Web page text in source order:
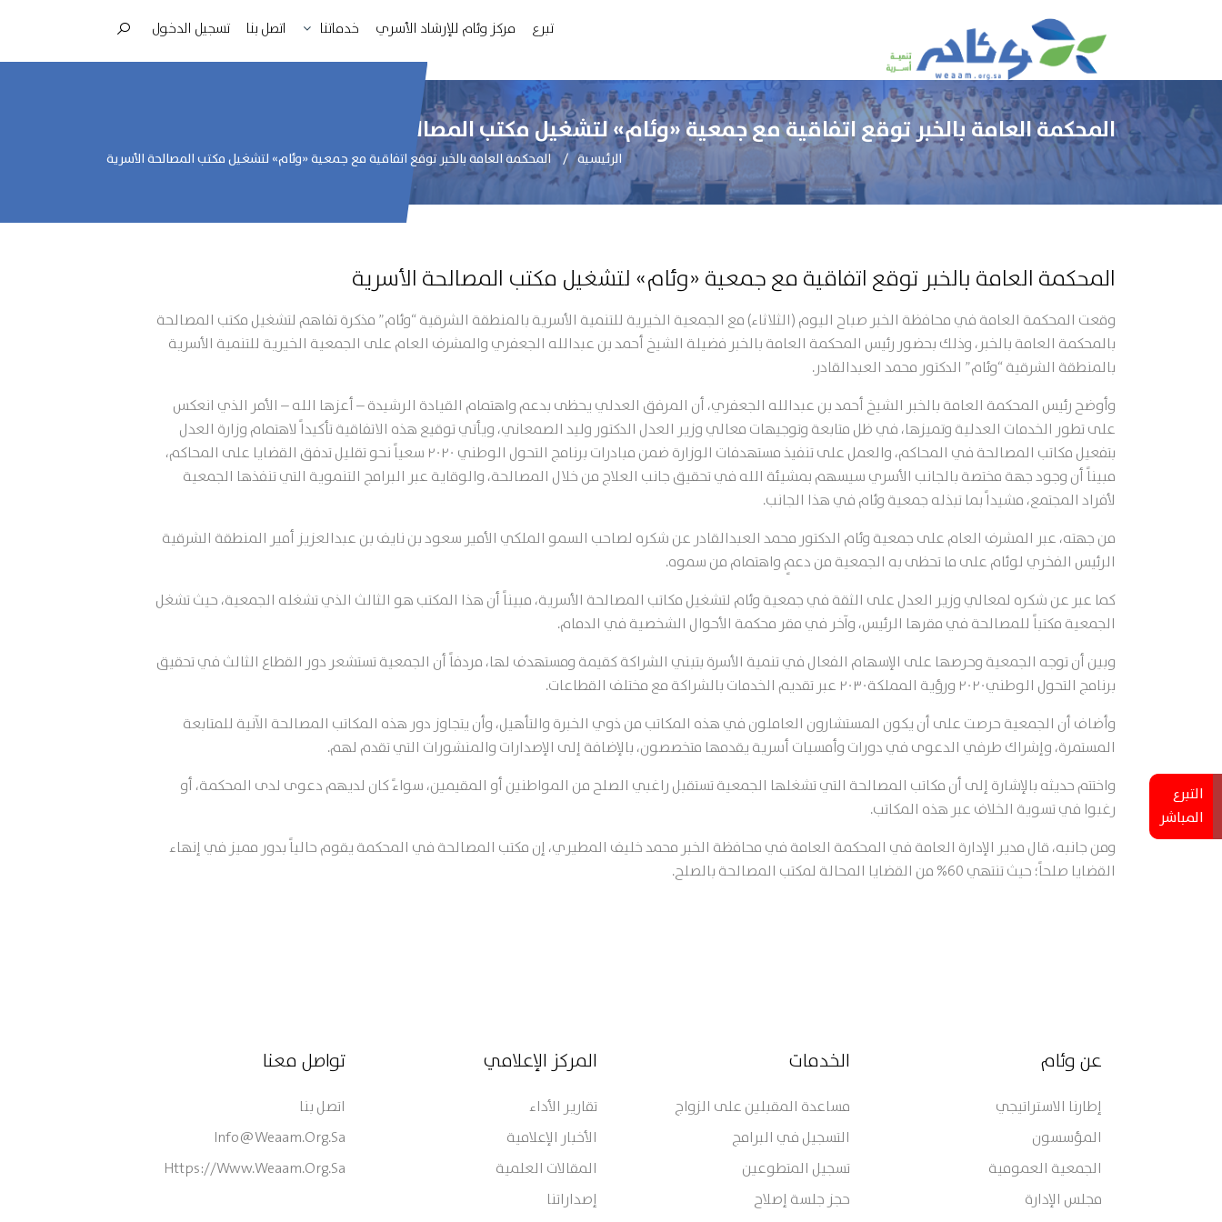
تبرع مركز وئام للإرشاد الأسري خدماتنا اتصل بنا تسجيل الدخول
المحكمة العامة بالخبر توقع اتفاقية مع جمعية «وئام» لتشغيل مكتب المصالحة الأسرية
الرئيسية المحكمة العامة بالخبر توقع اتفاقية مع جمعية «وئام» لتشغيل مكتب المصالحة الأسرية
المحكمة العامة بالخبر توقع اتفاقية مع جمعية «وئام» لتشغيل مكتب المصالحة الأسرية
وقعت المحكمة العامة في محافظة الخبر صباح اليوم (الثلاثاء) مع الجمعية الخيرية للتنمية الأسرية بالمنطقة الشرقية “وئام” مذكرة تفاهم لتشغيل مكتب المصالحة
بالمحكمة العامة بالخبر، وذلك بحضور رئيس المحكمة العامة بالخبر فضيلة الشيخ أحمد بن عبدالله الجعفري والمشرف العام على الجمعية الخيرية للتنمية الأسرية
بالمنطقة الشرقية “وئام” الدكتور محمد العبدالقادر.
وأوضح رئيس المحكمة العامة بالخبر الشيخ أحمد بن عبدالله الجعفري، أن المرفق العدلي يحظى بدعم واهتمام القيادة الرشيدة – أعزها الله – الأمر الذي انعكس
على تطور الخدمات العدلية وتميزها، في ظل متابعة وتوجيهات معالي وزير العدل الدكتور وليد الصمعاني، ويأتي توقيع هذه الاتفاقية تأكيداً لاهتمام وزارة العدل
بتفعيل مكاتب المصالحة في المحاكم، والعمل على تنفيذ مستهدفات الوزارة ضمن مبادرات برنامج التحول الوطني ٢٠٢٠ سعياً نحو تقليل تدفق القضايا على المحاكم،
مبيناً أن وجود جهة مختصة بالجانب الأسري سيسهم بمشيئة الله في تحقيق جانب العلاج من خلال المصالحة، والوقاية عبر البرامج التنموية التي تنفذها الجمعية
لأفراد المجتمع، مشيداً بما تبذله جمعية وئام في هذا الجانب.
من جهته، عبر المشرف العام على جمعية وئام الدكتور محمد العبدالقادر عن شكره لصاحب السمو الملكي الأمير سعود بن نايف بن عبدالعزيز أمير المنطقة الشرقية
الرئيس الفخري لوئام على ما تحظى به الجمعية من دعمٍ واهتمام من سموه.
كما عبر عن شكره لمعالي وزير العدل على الثقة في جمعية وئام لتشغيل مكاتب المصالحة الأسرية، مبيناً أن هذا المكتب هو الثالث الذي تشغله الجمعية، حيث تشغل
الجمعية مكتباً للمصالحة في مقرها الرئيس، وآخر في مقر محكمة الأحوال الشخصية في الدمام.
وبين أن توجه الجمعية وحرصها على الإسهام الفعال في تنمية الأسرة بتبني الشراكة كقيمة ومستهدف لها، مردفاً أن الجمعية تستشعر دور القطاع الثالث في تحقيق
برنامج التحول الوطني٢٠٢٠ ورؤية المملكة٢٠٣٠ عبر تقديم الخدمات بالشراكة مع مختلف القطاعات.
وأضاف أن الجمعية حرصت على أن يكون المستشارون العاملون في هذه المكاتب من ذوي الخبرة والتأهيل، وأن يتجاوز دور هذه المكاتب المصالحة الآنية للمتابعة
المستمرة، وإشراك طرفي الدعوى في دورات وأمسيات أسرية يقدمها متخصصون، بالإضافة إلى الإصدارات والمنشورات التي تقدم لهم.
واختتم حديثه بالإشارة إلى أن مكاتب المصالحة التي تشغلها الجمعية تستقبل راغبي الصلح من المواطنين أو المقيمين، سواءً كان لديهم دعوى لدى المحكمة، أو
رغبوا في تسوية الخلاف عبر هذه المكاتب.
ومن جانبه، قال مدير الإدارة العامة في المحكمة العامة في محافظة الخبر محمد خليف المطيري، إن مكتب المصالحة في المحكمة يقوم حالياً بدور مميز في إنهاء
القضايا صلحاً؛ حيث تنتهي 60% من القضايا المحالة لمكتب المصالحة بالصلح.
عن وئام
إطارنا الاستراتيجي
المؤسسون
الجمعية العمومية
مجلس الإدارة
الخدمات
مساعدة المقبلين على الزواج
التسجيل في البرامج
تسجيل المتطوعين
حجز جلسة إصلاح
المركز الإعلامي
تقارير الأداء
الأخبار الإعلامية
المقالات العلمية
إصداراتنا
تواصل معنا
اتصل بنا
Info@weaam.org.sa
Https://www.weaam.org.sa
التبرع
المباشر